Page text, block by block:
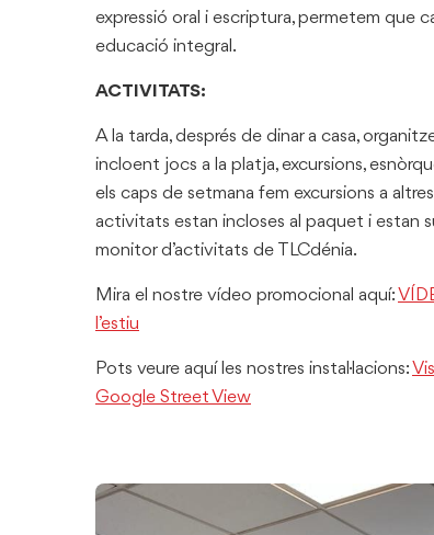
expressió oral i escriptura, permetem que
educació integral.
ACTIVITATS:
A la tarda, després de dinar a casa,
incloent jocs a la platja, excursions,
els caps de setmana fem excursions a
activitats estan incloses al paquet i estan
monitor d’activitats de TLCdénia.
Mira el nostre vídeo promocional aquí:
l’estiu
Pots veure aquí les nostres instal·lacions:
Google Street View